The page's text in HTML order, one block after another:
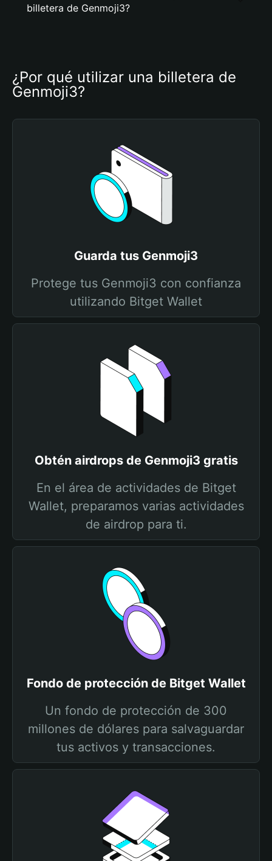
billetera de Genmoji3?
¿Por qué utilizar una billetera de
Genmoji3?
Guarda tus Genmoji3
Protege tus Genmoji3 con confianza
utilizando Bitget Wallet
Obtén airdrops de Genmoji3 gratis
En el área de actividades de Bitget
Wallet, preparamos varias actividades
de airdrop para ti.
Fondo de protección de Bitget Wallet
Un fondo de protección de 300
millones de dólares para salvaguardar
tus activos y transacciones.